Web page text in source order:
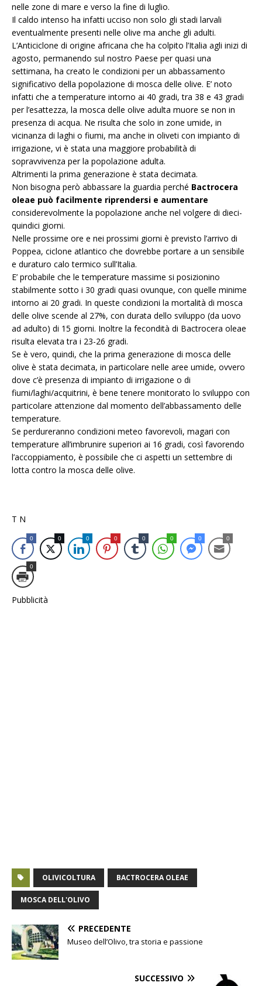
nelle zone di mare e verso la fine di luglio.
Il caldo intenso ha infatti ucciso non solo gli stadi larvali
eventualmente presenti nelle olive ma anche gli adulti.
L’Anticiclone di origine africana che ha colpito l’Italia agli inizi di
agosto, permanendo sul nostro Paese per quasi una
settimana, ha creato le condizioni per un abbassamento
significativo della popolazione di mosca delle olive. E’ noto
infatti che a temperature intorno ai 40 gradi, tra 38 e 43 gradi
per l’esattezza, la mosca delle olive adulta muore se non in
presenza di acqua. Ne risulta che solo in zone umide, in
vicinanza di laghi o fiumi, ma anche in oliveti con impianto di
irrigazione, vi è stata una maggiore probabilità di
sopravvivenza per la popolazione adulta.
Altrimenti la prima generazione è stata decimata.
Non bisogna però abbassare la guardia perché Bactrocera
oleae può facilmente riprendersi e aumentare
considerevolmente la popolazione anche nel volgere di dieci-
quindici giorni.
Nelle prossime ore e nei prossimi giorni è previsto l’arrivo di
Poppea, ciclone atlantico che dovrebbe portare a un sensibile
e duraturo calo termico sull’Italia.
E’ probabile che le temperature massime si posizionino
stabilmente sotto i 30 gradi quasi ovunque, con quelle minime
intorno ai 20 gradi. In queste condizioni la mortalità di mosca
delle olive scende al 27%, con durata dello sviluppo (da uovo
ad adulto) di 15 giorni. Inoltre la fecondità di Bactrocera oleae
risulta elevata tra i 23-26 gradi.
Se è vero, quindi, che la prima generazione di mosca delle
olive è stata decimata, in particolare nelle aree umide, ovvero
dove c’è presenza di impianto di irrigazione o di
fiumi/laghi/acquitrini, è bene tenere monitorato lo sviluppo con
particolare attenzione dal momento dell’abbassamento delle
temperature.
Se perdureranno condizioni meteo favorevoli, magari con
temperature all’imbrunire superiori ai 16 gradi, così favorendo
l’accoppiamento, è possibile che ci aspetti un settembre di
lotta contro la mosca delle olive.
T N
0 0 0 0 0 0 0 0
0
Pubblicità
OLIVICOLTURA BACTROCERA OLEAE
MOSCA DELL'OLIVO
PRECEDENTE
Museo dell’Olivo, tra storia e passione
SUCCESSIVO